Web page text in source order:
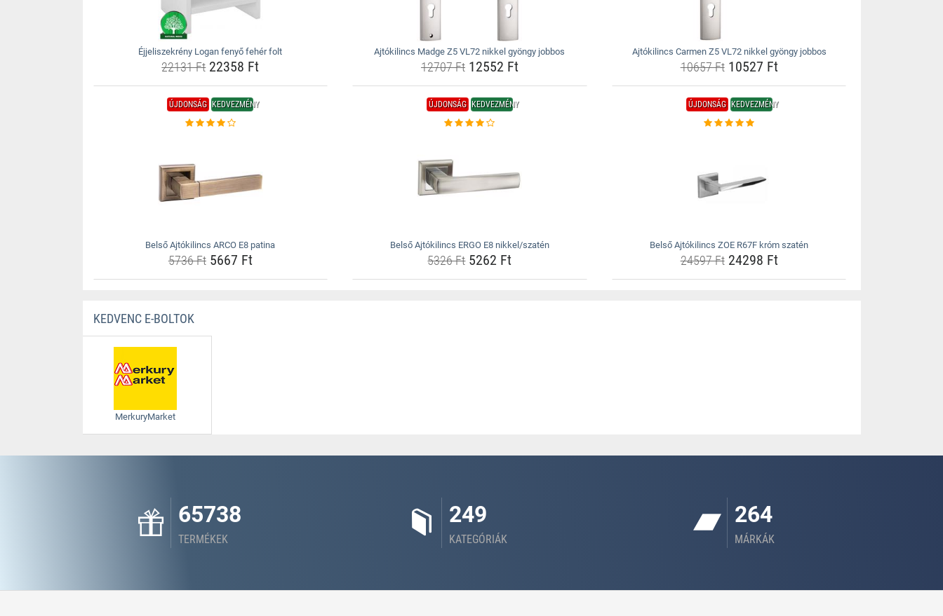
Éjjeliszekrény Logan fenyő fehér folt
22131 Ft22358 Ft
Ajtókilincs Madge Z5 VL72 nikkel gyöngy jobbos
12707 Ft12552 Ft
Ajtókilincs Carmen Z5 VL72 nikkel gyöngy jobbos
10657 Ft10527 Ft
ÚJDONSÁG KEDVEZMÉNY
Belső Ajtókilincs ARCO E8 patina
5736 Ft5667 Ft
ÚJDONSÁG KEDVEZMÉNY
Belső Ajtókilincs ERGO E8 nikkel/szatén
5326 Ft5262 Ft
ÚJDONSÁG KEDVEZMÉNY
Belső Ajtókilincs ZOE R67F króm szatén
24597 Ft24298 Ft
KEDVENC E-BOLTOK
MerkuryMarket
65738
TERMÉKEK
249
KATEGÓRIÁK
264
MÁRKÁK